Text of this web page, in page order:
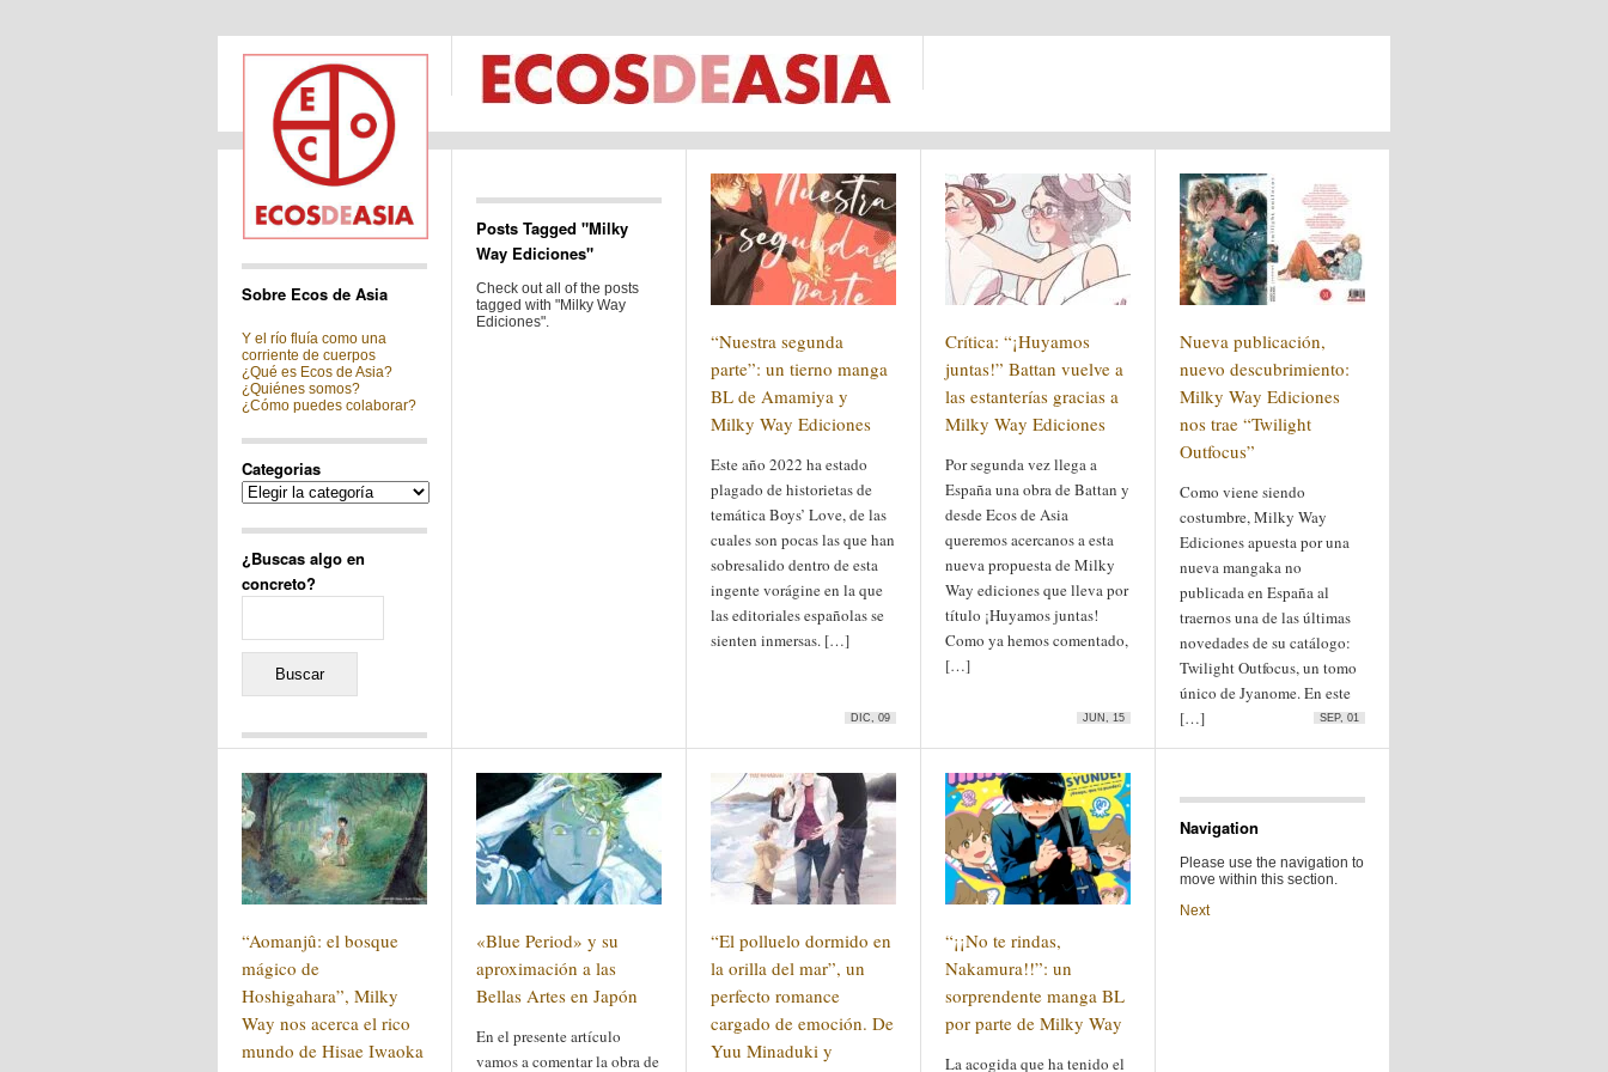
Sobre Ecos de Asia
Y el río fluía como una
corriente de cuerpos
¿Qué es Ecos de Asia?
¿Quiénes somos?
¿Cómo puedes colaborar?
Categorias
Categorias
¿Buscas algo en
concreto?
Jacquelineen«Recuerdos
de la Alhambra» y la
reinvención de un género
Yissen«Recuerdos de la
Alhambra» y la reinvención
de un género
Oscar Darío Rivero Gálvez
Japón conquista Okinawa
de Kutani
Name *en«Recuerdos de
la Alhambra» y la
reinvención de un género
Posts Tagged "Milky
Way Ediciones"
Check out all of the posts
tagged with "Milky Way
Ediciones".
“Nuestra segunda
parte”: un tierno manga
BL de Amamiya y
Milky Way Ediciones
Este año 2022 ha estado
plagado de historietas de
temática Boys’ Love, de las
cuales son pocas las que han
sobresalido dentro de esta
ingente vorágine en la que
las editoriales españolas se
sienten inmersas. […]
DIC, 09
Crítica: “¡Huyamos
juntas!” Battan vuelve a
las estanterías gracias a
Milky Way Ediciones
Por segunda vez llega a
España una obra de Battan y
desde Ecos de Asia
queremos acercanos a esta
nueva propuesta de Milky
Way ediciones que lleva por
título ¡Huyamos juntas!
Como ya hemos comentado,
[…]
JUN, 15
Nueva publicación,
nuevo descubrimiento:
Milky Way Ediciones
nos trae “Twilight
Outfocus”
Como viene siendo
costumbre, Milky Way
Ediciones apuesta por una
nueva mangaka no
publicada en España al
traernos una de las últimas
novedades de su catálogo:
Twilight Outfocus, un tomo
único de Jyanome. En este
[…]
SEP, 01
“Aomanjû: el bosque
mágico de
Hoshigahara”, Milky
Way nos acerca el rico
mundo de Hisae Iwaoka
«Blue Period» y su
aproximación a las
Bellas Artes en Japón
En el presente artículo
vamos a comentar la obra de
“El polluelo dormido en
la orilla del mar”, un
perfecto romance
cargado de emoción. De
Yuu Minaduki y
“¡¡No te rindas,
Nakamura!!”: un
sorprendente manga BL
por parte de Milky Way
La acogida que ha tenido el
Navigation
Please use the navigation to
move within this section.
Next